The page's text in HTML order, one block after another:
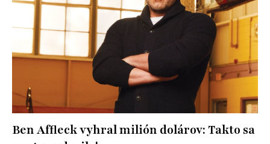
Ben Affleck vyhral milión dolárov: Takto sa